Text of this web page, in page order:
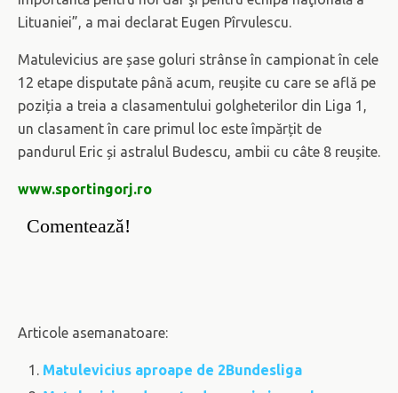
Lituaniei”, a mai declarat Eugen Pîrvulescu.
Matulevicius are șase goluri strânse în campionat în cele
12 etape disputate până acum, reușite cu care se află pe
poziția a treia a clasamentului golgheterilor din Liga 1,
un clasament în care primul loc este împărțit de
pandurul Eric și astralul Budescu, ambii cu câte 8 reușite.
www.sportingorj.ro
Comentează!
Articole asemanatoare:
Matulevicius aproape de 2Bundesliga